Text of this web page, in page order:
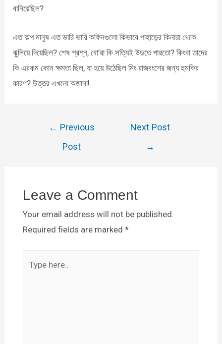
বানিয়েছিল?
এত অল্প মানুষ এত ভারি ভারি কফিনগুলো কিভাবে পাহাড়ের কিনারা থেকে
ঝুলিয়ে দিয়েছিল? শেষ প্রশ্ন, বো’রা কি সত্যিই উড়তে পারতো? কিংবা তাদের
কি এরকম কোন ক্ষমতা ছিল, যা হয়ে উঠেছিল মিং রাজবংশের জন্য হুমকির
কারণ? উত্তর এখনো অজানা!
← Previous
Post
Next Post
→
Leave a Comment
Your email address will not be published.
Required fields are marked *
here..